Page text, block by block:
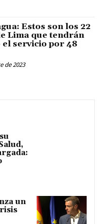
Estos son los 22
Lima que tendrán
servicio por 48
de 2023
un